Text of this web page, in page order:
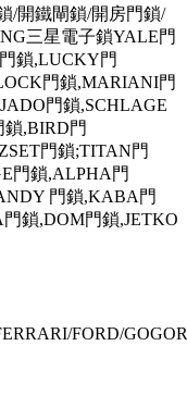
/開鐵閘鎖/開房門鎖/
三星電子鎖YALE門
鎖,LUCKY門
門鎖,MARIANI門
門鎖,SCHLAGE
鎖,BIRD門
門鎖;TITAN門
門鎖,ALPHA門
門鎖,KABA門
鎖,DOM門鎖,JETKO
FORD/